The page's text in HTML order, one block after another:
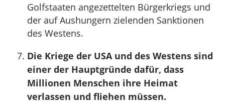
Golfstaaten angezettelten Bürgerkriegs und
der auf Aushungern zielenden Sanktionen
des Westens.
Die Kriege der USA und des Westens sind
einer der Hauptgründe dafür, dass
Millionen Menschen ihre Heimat
verlassen und fliehen müssen.